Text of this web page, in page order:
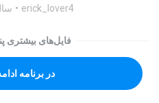
12 erick_lover4
فایل‌های بیشتری
در برنامه